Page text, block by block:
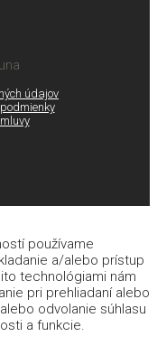
údajov
používame
a/alebo prístup
technológiami nám
pri prehliadaní alebo
odvolanie súhlasu
a funkcie.